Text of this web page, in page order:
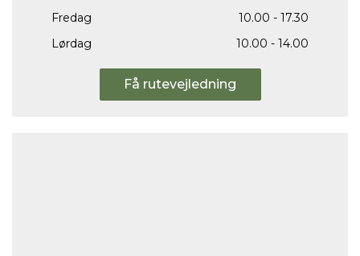
Fredag
10.00 - 17.30
Lørdag
10.00 - 14.00
Få rutevejledning